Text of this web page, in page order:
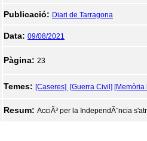
Publicació: Diari de Tarragona
Data: 09/08/2021
Pàgina: 23
Temes: [Caseres] [Guerra Civil] [Memòria
Resum: AcciÃ³ per la IndependÃ¨ncia